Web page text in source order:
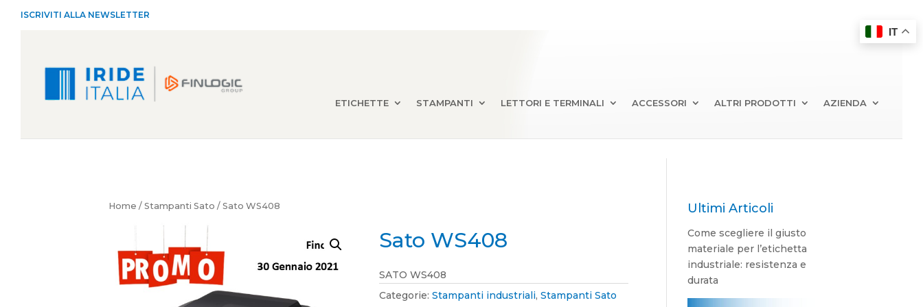
ISCRIVITI ALLA NEWSLETTER
ETICHETTE STAMPANTI LETTORI E TERMINALI ACCESSORI ALTRI PRODOTTI AZIENDA
Home /Stampanti Sato / Sato WS408
Sato WS408
SATO WS408
Categorie: Stampanti industriali, Stampanti Sato
Ultimi Articoli
Come scegliere il giusto
materiale per l’etichetta
industriale: resistenza e
durata
IT